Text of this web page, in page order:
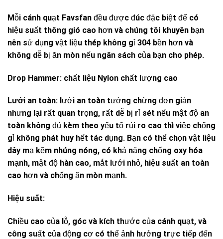
Mỗi cánh quạt Favsfan đều được đúc đặc biệt để có
hiệu suất thông gió cao hơn và chúng tôi khuyên bạn
nên sử dụng vật liệu thép không gỉ 304 bền hơn và
không dễ bị ăn mòn nếu ngân sách của bạn cho phép.
Drop Hammer: chất liệu Nylon chất lượng cao
Lưới an toàn: lưới an toàn tưởng chừng đơn giản
nhưng lại rất quan trọng, rất dễ bị rỉ sét nếu mật độ an
toàn không đủ kèm theo yếu tố rủi ro cao thì việc chống
gỉ không phát huy hết tác dụng. Bạn có thể chọn vật liệu
dây mạ kẽm nhúng nóng, có khả năng chống oxy hóa
mạnh, mật độ hàn cao, mắt lưới nhỏ, hiệu suất an toàn
cao hơn và chống ăn mòn mạnh.
Hiệu suất:
Chiều cao của lỗ, góc và kích thước của cánh quạt, và
công suất của động cơ có thể ảnh hưởng trực tiếp đến